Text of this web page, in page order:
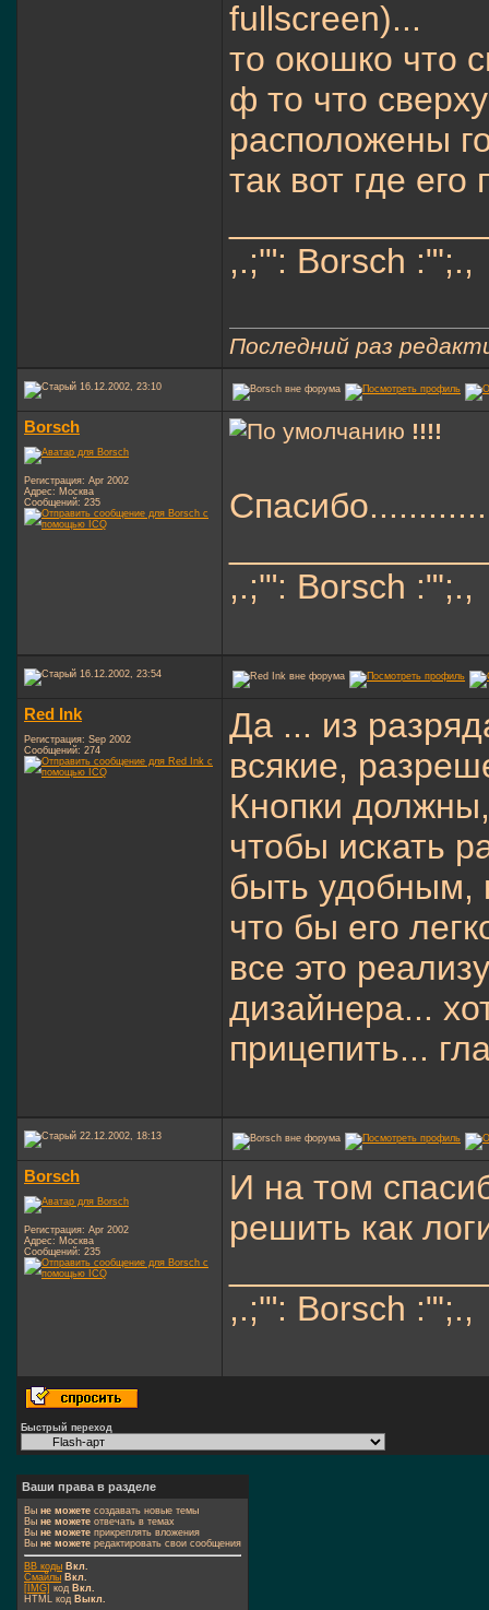
fullscreen)...
то окошко что
ф то что
расположены
так вот где
,.;'": Borsch :"';.,
Последний раз
16.12.2002, 23:10
Borsch
Регистрация: Apr 2002
Адрес: Москва
Сообщений: 235
!!!!
,.;'": Borsch :"';.,
16.12.2002, 23:54
Red Ink
Регистрация: Sep 2002
Сообщений: 274
Да ... из
всякие,
Кнопки
чтобы искать
быть удобным,
что бы его
все это
дизайнера...
прицепить...
22.12.2002, 18:13
Borsch
Регистрация: Apr 2002
Адрес: Москва
Сообщений: 235
И на том
решить как
,.;'": Borsch :"';.,
Быстрый переход
Ваши права в разделе
Вы не можете создавать новые темы
Вы не можете отвечать в темах
Вы не можете прикреплять вложения
Вы не можете редактировать свои сообщения
BB коды Вкл.
Смайлы Вкл.
[IMG] код Вкл.
HTML код Выкл.